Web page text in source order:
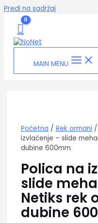
Pređi na sadržaj
MAIN MENU
Početna / Rek ormani /
izvlačenje – slide
dubine 600mm
Polica na
slide
Netiks rek
dubine